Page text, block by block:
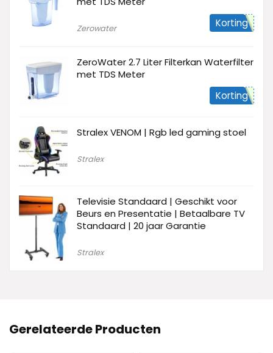
Zerowater Korting
ZeroWater 2.7 Liter Filterkan Waterfilter
met TDS Meter
Korting
Stralex VENOM | Rgb led gaming stoel
Stralex
Televisie Standaard | Geschikt voor
Beurs en Presentatie | Betaalbare TV
Standaard | 20 jaar Garantie
Stralex
Gerelateerde Producten